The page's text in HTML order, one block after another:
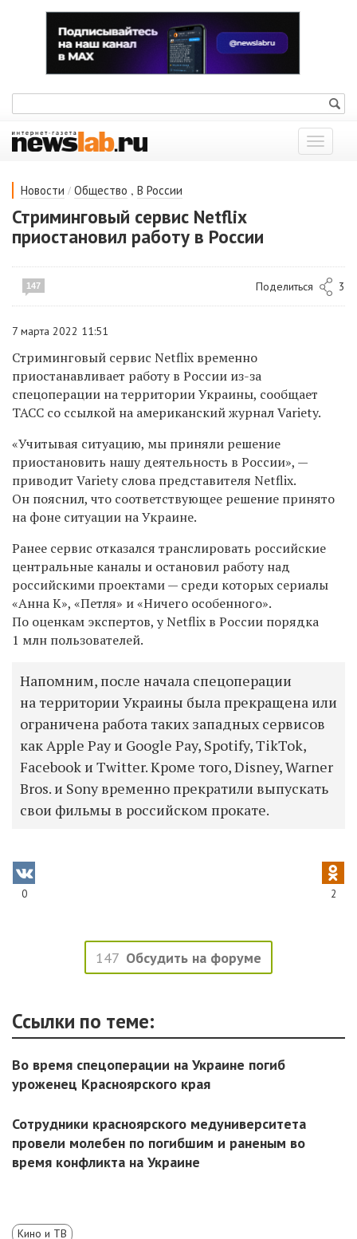
Показать
меню
Новости / Общество , В России
Стриминговый сервис Netflix
приостановил работу в России
147 Поделиться 3
7 марта 2022 11:51
Стриминговый сервис Netflix временно
приостанавливает работу в России из-за
спецоперации на территории Украины, сообщает
ТАСС со ссылкой на американский журнал Variety.
«Учитывая ситуацию, мы приняли решение
приостановить нашу деятельность в России», —
приводит Variety слова представителя Netflix.
Он пояснил, что соответствующее решение принято
на фоне ситуации на Украине.
Ранее сервис отказался транслировать российские
центральные каналы и остановил работу над
российскими проектами — среди которых сериалы
«Анна К», «Петля» и «Ничего особенного».
По оценкам экспертов, у Netflix в России порядка
1 млн пользователей.
Напомним, после начала спецоперации
на территории Украины была прекращена или
ограничена работа таких западных сервисов
как Apple Pay и Google Pay, Spotify, TikTok,
Facebook и Twitter. Кроме того, Disney, Warner
Bros. и Sony временно прекратили выпускать
свои фильмы в российском прокате.
0 2
147 Обсудить на форуме
Ссылки по теме:
Во время спецоперации на Украине погиб
уроженец Красноярского края
Сотрудники красноярского медуниверситета
провели молебен по погибшим и раненым во
время конфликта на Украине
Кино и ТВ